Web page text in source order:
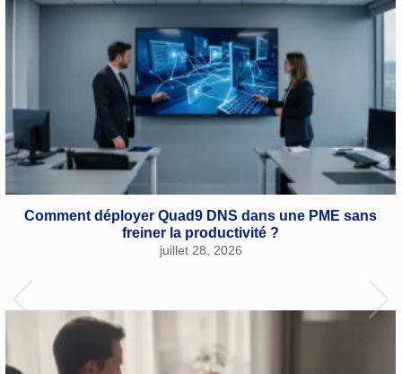
Comment déployer Quad9 DNS dans une PME sans
freiner la productivité ?
juillet 28, 2026